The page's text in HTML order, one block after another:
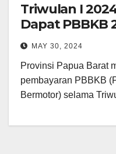
Triwulan I
Dapat PBBKB
MAY 30, 2024
Provinsi Papua Barat
pembayaran PBBKB
Bermotor) selama